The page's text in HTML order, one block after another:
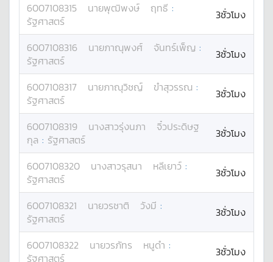
6007108315 นายพุฒิพงษ์ ฤทธี :
รัฐศาสตร์
3ชั่วโมง
6007108316 นายภาณุพงศ์ จันทร์เพ็ญ :
รัฐศาสตร์
3ชั่วโมง
6007108317 นายภาณุวิชญ์ ขำสุวรรณ :
รัฐศาสตร์
3ชั่วโมง
6007108319 นางสาวรุ่งนภา
จิ๋วประดิษฐ
กุล : รัฐศาสตร์ 3ชั่วโมง
6007108320 นางสาวรุสนา หลีเยาว์ :
รัฐศาสตร์
3ชั่วโมง
6007108321 นายวรชาติ วังมี :
รัฐศาสตร์
3ชั่วโมง
6007108322 นายวรภัทร หนูดำ :
รัฐศาสตร์
3ชั่วโมง